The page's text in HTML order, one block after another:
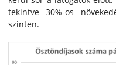
tekintve 30%-os
szinten.